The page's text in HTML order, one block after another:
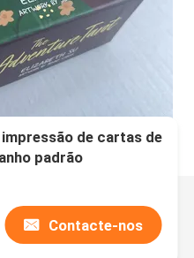
de cartas de
padrão
Contacte-nos